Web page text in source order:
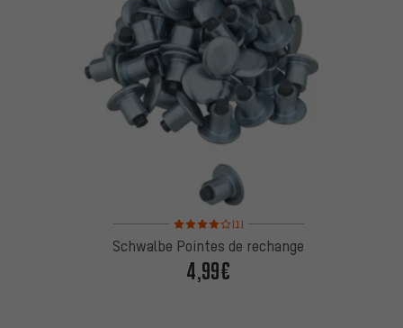
Note moyenne : 4 sur 5 d'après 1 avis
(1)
Schwalbe Pointes de rechange
4,99€